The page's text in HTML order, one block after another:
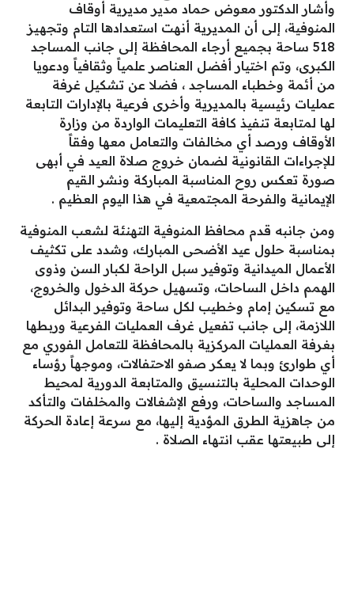
وأشار الدكتور معوض حماد مدير مديرية أوقاف
المنوفية، إلى أن المديرية أنهت استعدادها التام وتجهيز
518 ساحة بجميع أرجاء المحافظة إلى جانب المساجد
الكبرى، وتم اختيار أفضل العناصر علمياً وثقافياً ودعويا
من أئمة وخطباء المساجد ، فضلا عن تشكيل غرفة
عمليات رئيسية بالمديرية وأخرى فرعية بالإدارات التابعة
لها لمتابعة تنفيذ كافة التعليمات الواردة من وزارة
الأوقاف ورصد أي مخالفات والتعامل معها وفقاً
للإجراءات القانونية لضمان خروج صلاة العيد في أبهى
صورة تعكس روح المناسبة المباركة ونشر القيم
الإيمانية والفرحة المجتمعية في هذا اليوم العظيم .
ومن جانبه قدم محافظ المنوفية التهنئة لشعب المنوفية
بمناسبة حلول عيد الأضحى المبارك، وشدد على تكثيف
الأعمال الميدانية وتوفير سبل الراحة لكبار السن وذوى
الهمم داخل الساحات، وتسهيل حركة الدخول والخروج،
مع تسكين إمام وخطيب لكل ساحة وتوفير البدائل
اللازمة، إلى جانب تفعيل غرف العمليات الفرعية وربطها
بغرفة العمليات المركزية بالمحافظة للتعامل الفوري مع
أي طوارئ وبما لا يعكر صفو الاحتفالات، وموجهاً رؤساء
الوحدات المحلية بالتنسيق والمتابعة الدورية لمحيط
المساجد والساحات، ورفع الإشغالات والمخلفات والتأكد
من جاهزية الطرق المؤدية إليها، مع سرعة إعادة الحركة
إلى طبيعتها عقب انتهاء الصلاة .